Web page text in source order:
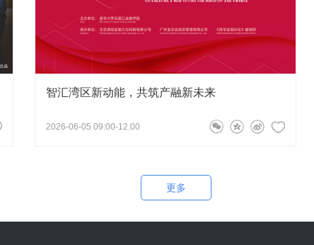
智汇湾区新动能，共筑产融新未来
2026-06-05 09:00-12:00
更多